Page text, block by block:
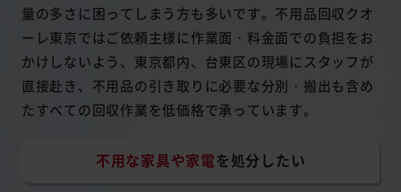
量の多さに困ってしまう方も多いです。不用品回収クオ
ーレ東京ではご依頼主様に作業面・料金面での負担をお
かけしないよう、東京都内、台東区の現場にスタッフが
直接赴き、不用品の引き取りに必要な分別・搬出も含め
たすべての回収作業を低価格で承っています。
不用な家具や家電を処分したい